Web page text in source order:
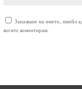
Запазване на името, имейл
когато коментирам.